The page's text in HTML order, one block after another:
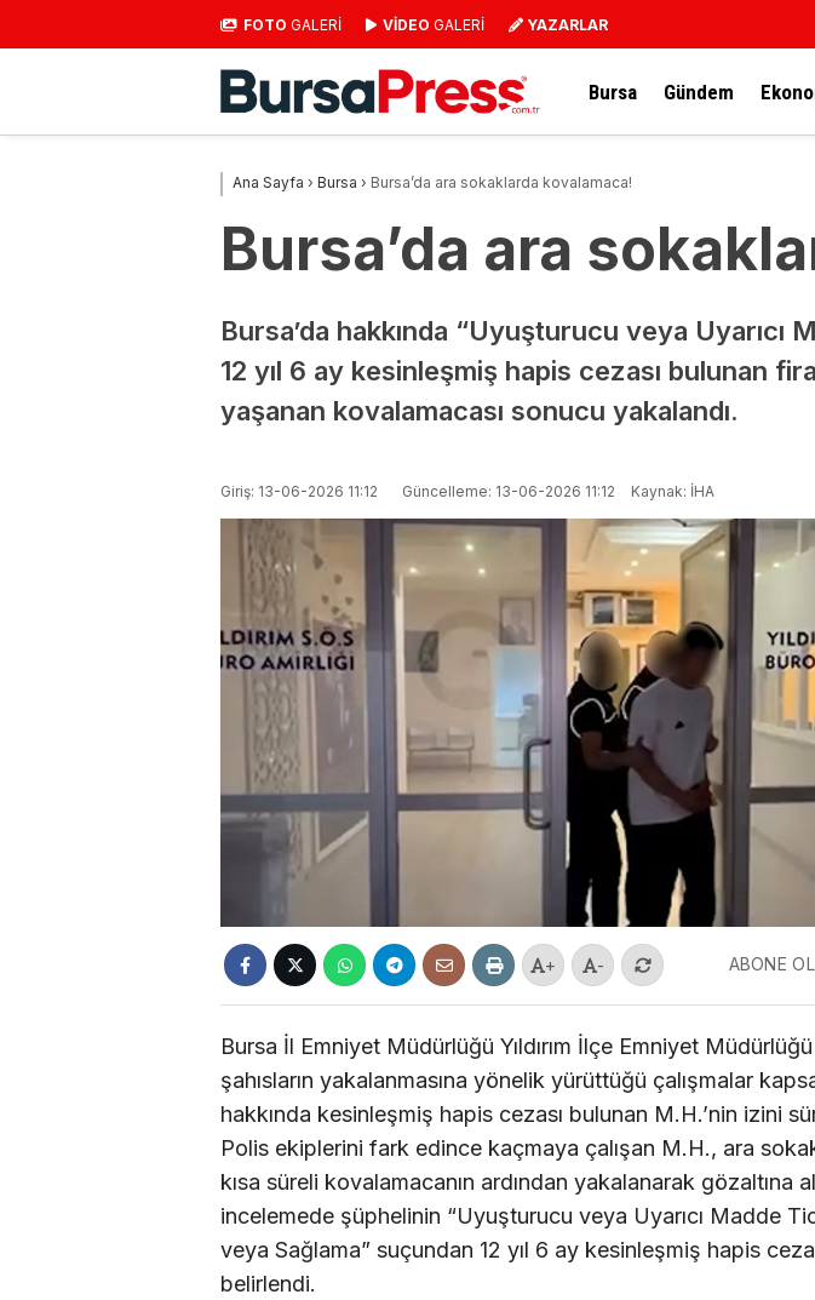
FOTO GALERİ VİDEO GALERİ YAZARLAR
Bursa Gündem
Ana Sayfa › Bursa › Bursa’da ara sokaklarda kovalamaca!
Bursa’da ara
Bursa’da hakkında “Uyuşturucu veya
12 yıl 6 ay kesinleşmiş hapis cezası bulunan
yaşanan kovalamacası sonucu yakalandı.
Giriş: 13-06-2026 11:12 Güncelleme: 13-06-2026 11:12 Kaynak: İHA
+ - ABONE OL
Bursa İl Emniyet Müdürlüğü Yıldırım İlçe Emniyet
şahısların yakalanmasına yönelik yürüttüğü çalışmalar
hakkında kesinleşmiş hapis cezası bulunan M.H.’nin izini
Polis ekiplerini fark edince kaçmaya çalışan M.H., ara
kısa süreli kovalamacanın ardından yakalanarak gözaltına
incelemede şüphelinin “Uyuşturucu veya Uyarıcı Madde
veya Sağlama” suçundan 12 yıl 6 ay kesinleşmiş hapis
belirlendi.